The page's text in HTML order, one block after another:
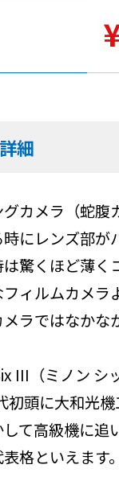
細
カメラ（蛇腹
にレンズ部が
は驚くほど薄く
ィルムカメラ
ラではなかな
III（ミノン シ
初頭に大和光
して高級機に
格といえます。